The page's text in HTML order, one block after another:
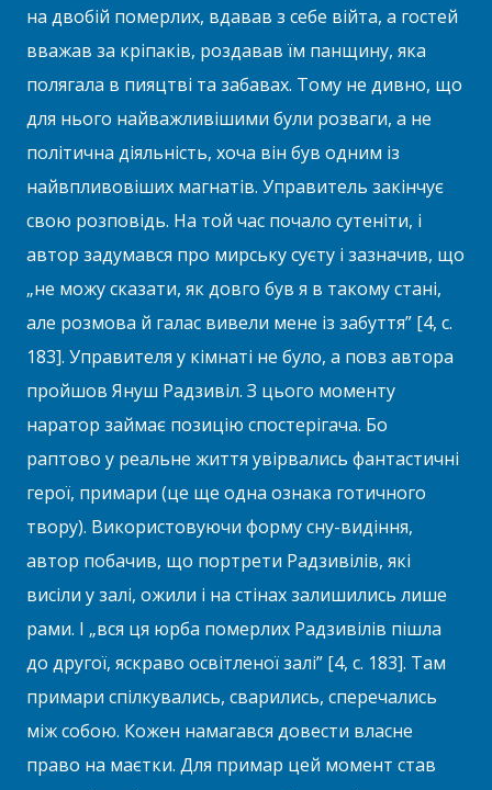
на двобій померлих, вдавав з себе війта, а гостей
вважав за кріпаків, роздавав їм панщину, яка
полягала в пияцтві та забавах. Тому не дивно, що
для нього найважливішими були розваги, а не
політична діяльність, хоча він був одним із
найвпливовіших магнатів. Управитель закінчує
свою розповідь. На той час почало сутеніти, і
автор задумався про мирську суєту і зазначив, що
„не можу сказати, як довго був я в такому стані,
але розмова й галас вивели мене із забуття” [4, с.
183]. Управителя у кімнаті не було, а повз автора
пройшов Януш Радзивіл. З цього моменту
наратор займає позицію спостерігача. Бо
раптово у реальне життя увірвались фантастичні
герої, примари (це ще одна ознака готичного
твору). Використовуючи форму сну-видіння,
автор побачив, що портрети Радзивілів, які
висіли у залі, ожили і на стінах залишились лише
рами. І „вся ця юрба померлих Радзивілів пішла
до другої, яскраво освітленої залі” [4, с. 183]. Там
примари спілкувались, сварились, сперечались
між собою. Кожен намагався довести власне
право на маєтки. Для примар цей момент став